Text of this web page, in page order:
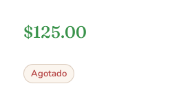
$125.00
Agotado